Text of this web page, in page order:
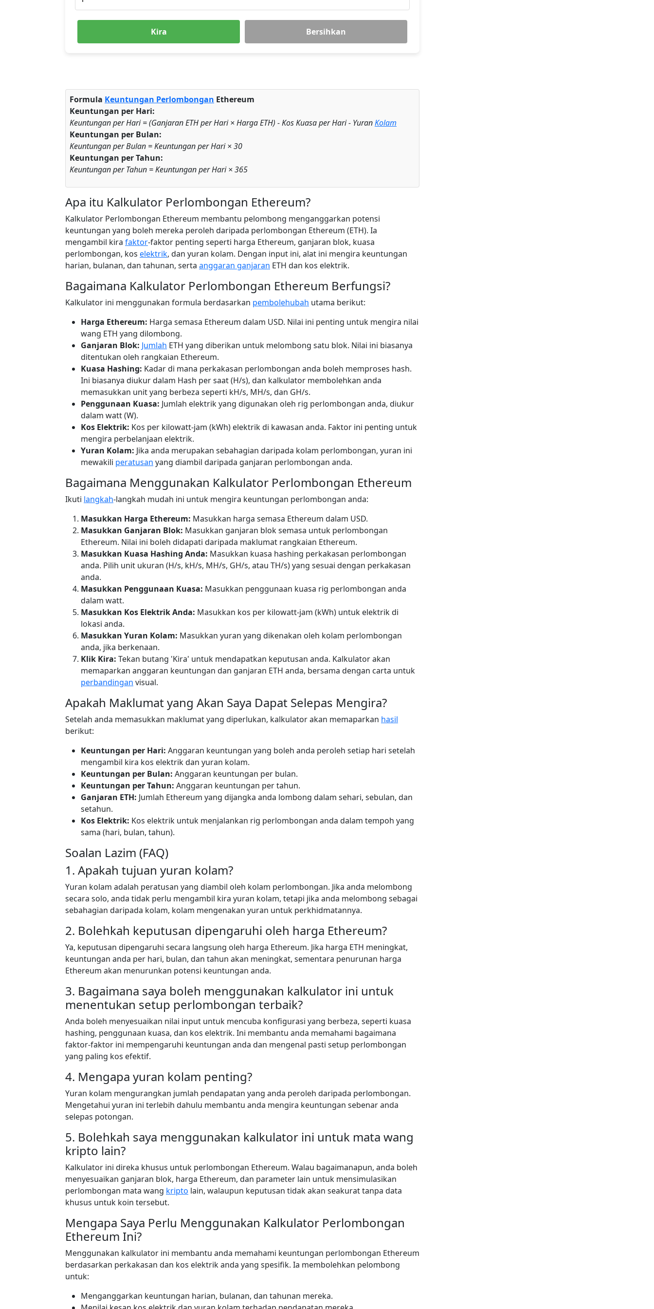
Kira Bersihkan
Formula Keuntungan Perlombongan Ethereum
Keuntungan per Hari:
Keuntungan per Hari = (Ganjaran ETH per Hari × Harga ETH) - Kos Kuasa per Hari - YuranKolam
Keuntungan per Bulan:
Keuntungan per Bulan = Keuntungan per Hari × 30
Keuntungan per Tahun:
Keuntungan per Tahun = Keuntungan per Hari × 365
Apa itu Kalkulator Perlombongan Ethereum?
Kalkulator Perlombongan Ethereum membantu pelombong menganggarkan potensi
keuntungan yang boleh mereka peroleh daripada perlombongan Ethereum (ETH). Ia
mengambil kira faktor-faktor penting seperti harga Ethereum, ganjaran blok, kuasa
perlombongan, kos elektrik, dan yuran kolam. Dengan input ini, alat ini mengira keuntungan
harian, bulanan, dan tahunan, serta anggaran ganjaran ETH dan kos elektrik.
Bagaimana Kalkulator Perlombongan Ethereum Berfungsi?
Kalkulator ini menggunakan formula berdasarkan pembolehubah utama berikut:
Harga Ethereum: Harga semasa Ethereum dalam USD. Nilai ini penting untuk mengira nilai
wang ETH yang dilombong.
Ganjaran Blok: Jumlah ETH yang diberikan untuk melombong satu blok. Nilai ini biasanya
ditentukan oleh rangkaian Ethereum.
Kuasa Hashing: Kadar di mana perkakasan perlombongan anda boleh memproses hash.
Ini biasanya diukur dalam Hash per saat (H/s), dan kalkulator membolehkan anda
memasukkan unit yang berbeza seperti kH/s, MH/s, dan GH/s.
Penggunaan Kuasa: Jumlah elektrik yang digunakan oleh rig perlombongan anda, diukur
dalam watt (W).
Kos Elektrik: Kos per kilowatt-jam (kWh) elektrik di kawasan anda. Faktor ini penting untuk
mengira perbelanjaan elektrik.
Yuran Kolam: Jika anda merupakan sebahagian daripada kolam perlombongan, yuran ini
mewakili peratusan yang diambil daripada ganjaran perlombongan anda.
Bagaimana Menggunakan Kalkulator Perlombongan Ethereum
Ikuti langkah-langkah mudah ini untuk mengira keuntungan perlombongan anda:
Masukkan Harga Ethereum: Masukkan harga semasa Ethereum dalam USD.
Masukkan Ganjaran Blok: Masukkan ganjaran blok semasa untuk perlombongan
Ethereum. Nilai ini boleh didapati daripada maklumat rangkaian Ethereum.
Masukkan Kuasa Hashing Anda: Masukkan kuasa hashing perkakasan perlombongan
anda. Pilih unit ukuran (H/s, kH/s, MH/s, GH/s, atau TH/s) yang sesuai dengan perkakasan
anda.
Masukkan Penggunaan Kuasa: Masukkan penggunaan kuasa rig perlombongan anda
dalam watt.
Masukkan Kos Elektrik Anda: Masukkan kos per kilowatt-jam (kWh) untuk elektrik di
lokasi anda.
Masukkan Yuran Kolam: Masukkan yuran yang dikenakan oleh kolam perlombongan
anda, jika berkenaan.
Klik Kira: Tekan butang 'Kira' untuk mendapatkan keputusan anda. Kalkulator akan
memaparkan anggaran keuntungan dan ganjaran ETH anda, bersama dengan carta untuk
perbandingan visual.
Apakah Maklumat yang Akan Saya Dapat Selepas Mengira?
Setelah anda memasukkan maklumat yang diperlukan, kalkulator akan memaparkan hasil
berikut:
Keuntungan per Hari: Anggaran keuntungan yang boleh anda peroleh setiap hari setelah
mengambil kira kos elektrik dan yuran kolam.
Keuntungan per Bulan: Anggaran keuntungan per bulan.
Keuntungan per Tahun: Anggaran keuntungan per tahun.
Ganjaran ETH: Jumlah Ethereum yang dijangka anda lombong dalam sehari, sebulan, dan
setahun.
Kos Elektrik: Kos elektrik untuk menjalankan rig perlombongan anda dalam tempoh yang
sama (hari, bulan, tahun).
Soalan Lazim (FAQ)
1. Apakah tujuan yuran kolam?
Yuran kolam adalah peratusan yang diambil oleh kolam perlombongan. Jika anda melombong
secara solo, anda tidak perlu mengambil kira yuran kolam, tetapi jika anda melombong sebagai
sebahagian daripada kolam, kolam mengenakan yuran untuk perkhidmatannya.
2. Bolehkah keputusan dipengaruhi oleh harga Ethereum?
Ya, keputusan dipengaruhi secara langsung oleh harga Ethereum. Jika harga ETH meningkat,
keuntungan anda per hari, bulan, dan tahun akan meningkat, sementara penurunan harga
Ethereum akan menurunkan potensi keuntungan anda.
3. Bagaimana saya boleh menggunakan kalkulator ini untuk
menentukan setup perlombongan terbaik?
Anda boleh menyesuaikan nilai input untuk mencuba konfigurasi yang berbeza, seperti kuasa
hashing, penggunaan kuasa, dan kos elektrik. Ini membantu anda memahami bagaimana
faktor-faktor ini mempengaruhi keuntungan anda dan mengenal pasti setup perlombongan
yang paling kos efektif.
4. Mengapa yuran kolam penting?
Yuran kolam mengurangkan jumlah pendapatan yang anda peroleh daripada perlombongan.
Mengetahui yuran ini terlebih dahulu membantu anda mengira keuntungan sebenar anda
selepas potongan.
5. Bolehkah saya menggunakan kalkulator ini untuk mata wang
kripto lain?
Kalkulator ini direka khusus untuk perlombongan Ethereum. Walau bagaimanapun, anda boleh
menyesuaikan ganjaran blok, harga Ethereum, dan parameter lain untuk mensimulasikan
perlombongan mata wang kripto lain, walaupun keputusan tidak akan seakurat tanpa data
khusus untuk koin tersebut.
Mengapa Saya Perlu Menggunakan Kalkulator Perlombongan
Ethereum Ini?
Menggunakan kalkulator ini membantu anda memahami keuntungan perlombongan Ethereum
berdasarkan perkakasan dan kos elektrik anda yang spesifik. Ia membolehkan pelombong
untuk:
Menganggarkan keuntungan harian, bulanan, dan tahunan mereka.